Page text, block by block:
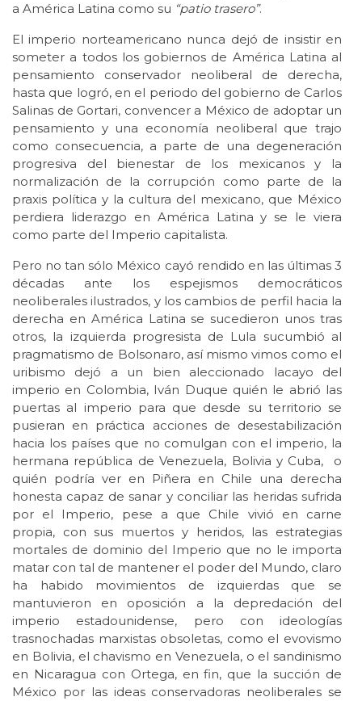
a América Latina como su “patio trasero”.
El imperio norteamericano nunca dejó de insistir en
someter a todos los gobiernos de América Latina al
pensamiento conservador neoliberal de derecha,
hasta que logró, en el periodo del gobierno de Carlos
Salinas de Gortari, convencer a México de adoptar un
pensamiento y una economía neoliberal que trajo
como consecuencia, a parte de una degeneración
progresiva del bienestar de los mexicanos y la
normalización de la corrupción como parte de la
praxis política y la cultura del mexicano, que México
perdiera liderazgo en América Latina y se le viera
como parte del Imperio capitalista.
Pero no tan sólo México cayó rendido en las últimas 3
décadas ante los espejismos democráticos
neoliberales ilustrados, y los cambios de perfil hacia la
derecha en América Latina se sucedieron unos tras
otros, la izquierda progresista de Lula sucumbió al
pragmatismo de Bolsonaro, así mismo vimos como el
uribismo dejó a un bien aleccionado lacayo del
imperio en Colombia, Iván Duque quién le abrió las
puertas al imperio para que desde su territorio se
pusieran en práctica acciones de desestabilización
hacia los países que no comulgan con el imperio, la
hermana república de Venezuela, Bolivia y Cuba, o
quién podría ver en Piñera en Chile una derecha
honesta capaz de sanar y conciliar las heridas sufrida
por el Imperio, pese a que Chile vivió en carne
propia, con sus muertos y heridos, las estrategias
mortales de dominio del Imperio que no le importa
matar con tal de mantener el poder del Mundo, claro
ha habido movimientos de izquierdas que se
mantuvieron en oposición a la depredación del
imperio estadounidense, pero con ideologías
trasnochadas marxistas obsoletas, como el evovismo
en Bolivia, el chavismo en Venezuela, o el sandinismo
en Nicaragua con Ortega, en fin, que la succión de
México por las ideas conservadoras neoliberales se